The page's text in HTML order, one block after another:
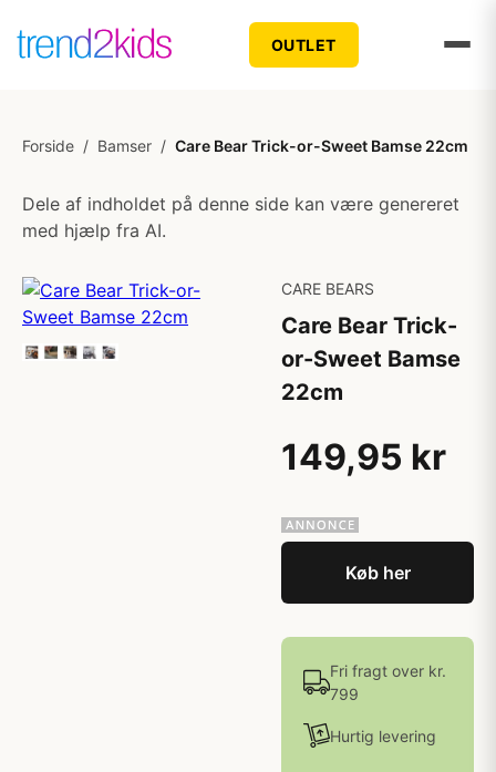
OUTLET
Forside / Bamser / Care Bear Trick-or-Sweet Bamse 22cm
Dele af indholdet på denne side kan være genereret
med hjælp fra AI.
CARE BEARS
Care Bear Trick-
or-Sweet Bamse
22cm
149,95 kr
Køb her
Fri fragt over kr.
799
Hurtig levering